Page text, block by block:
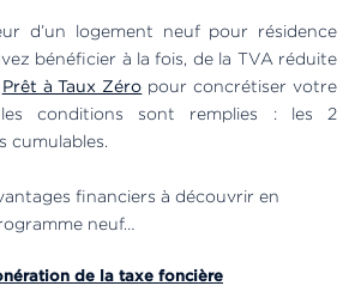
d’un logement neuf pour résidence
bénéficier à la fois, de la TVA réduite
Prêt à Taux Zéro pour concrétiser votre
conditions sont remplies : les 2
cumulables.
financiers à découvrir en
neuf…
de la taxe foncière